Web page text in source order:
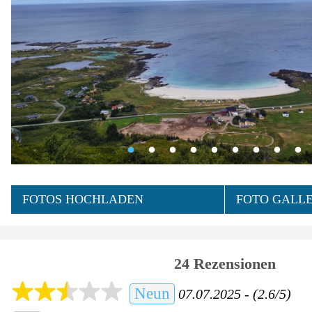
FOTOS HOCHLADEN FOTO
24 Rezensionen
Neun
07.07.2025 - (2.6/5)